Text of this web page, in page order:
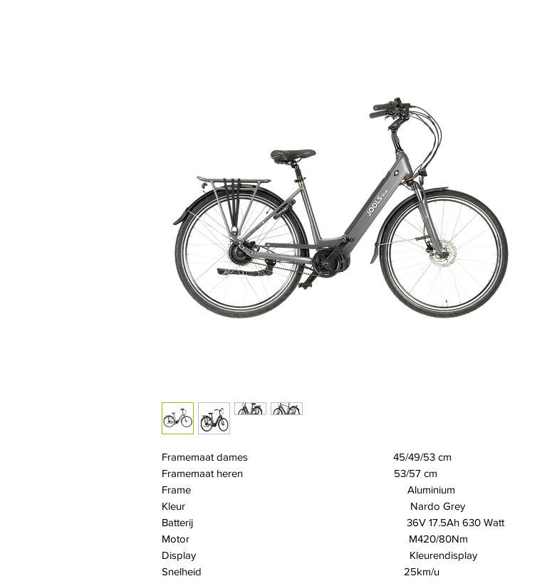
Framemaat dames 45/49/53 cm
Framemaat heren 53/57 cm
Frame Aluminium
Kleur Nardo Grey
Batterij 36V 17.5Ah 630 Watt
Motor M420/80Nm
Display Kleurendisplay
Snelheid 25km/u